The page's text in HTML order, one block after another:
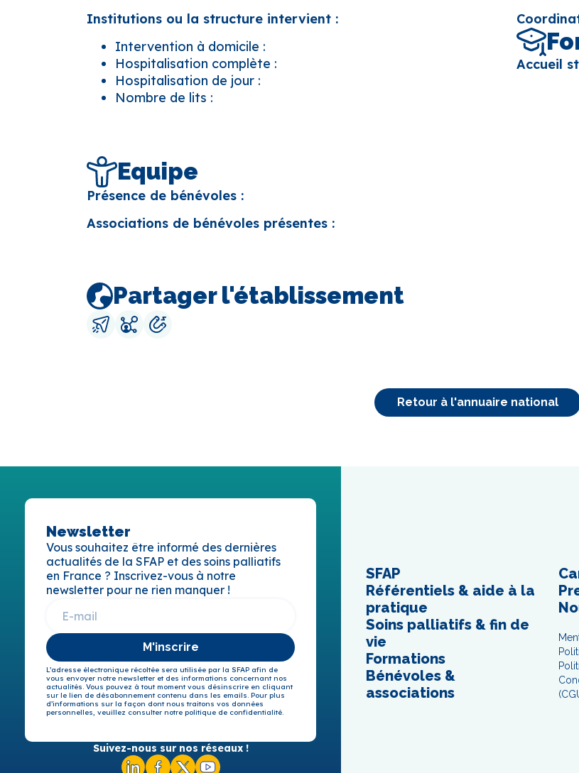
Institutions ou la structure intervient :
Intervention à domicile :
Hospitalisation complète :
Hospitalisation de jour :
Nombre de lits :
Accueil
Equipe
Présence de bénévoles :
Associations de bénévoles présentes :
Partager l'établissement
Retour à l'annuaire national
Newsletter
Vous souhaitez être informé des dernières
actualités de la SFAP et des soins palliatifs
en France ? Inscrivez-vous à notre
newsletter pour ne rien manquer !
M'inscrire
L’adresse électronique récoltée sera utilisée par la SFAP afin de
vous envoyer notre newsletter et des informations concernant nos
actualités. Vous pouvez à tout moment vous désinscrire en cliquant
sur le lien de désabonnement contenu dans les emails. Pour plus
d’informations sur la façon dont nous traitons vos données
personnelles, veuillez consulter notre politique de confidentialité.
Suivez-nous sur nos réseaux !
SFAP
Référentiels & aide à la
pratique
Soins palliatifs & fin de
vie
Formations
Bénévoles &
associations